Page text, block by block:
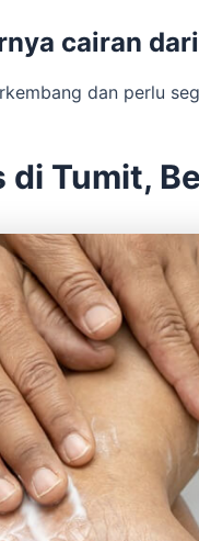
cairan
dan perlu
di Tumit,